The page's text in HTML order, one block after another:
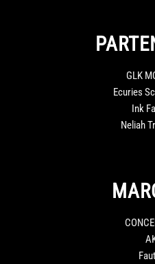
GLK
Ecuries
Ink
Neliah